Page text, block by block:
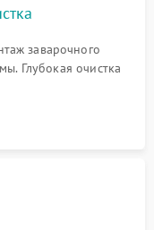
заварочного
Глубокая очистка
жмыха и накипи.
с использованием